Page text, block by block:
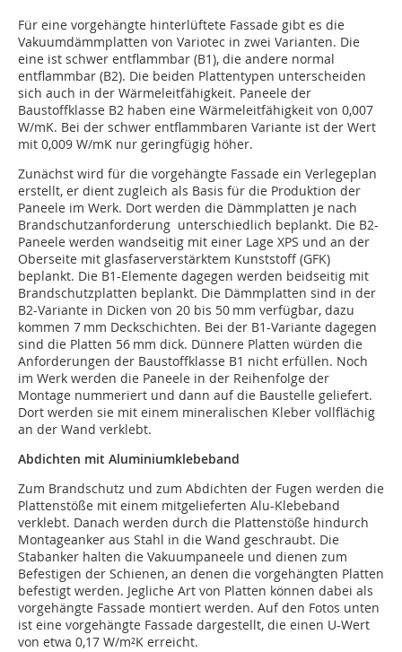
Für eine vorgehängte hinterlüftete Fassade gibt es die
Vakuumdämmplatten von Variotec in zwei Varianten. Die
eine ist schwer entflammbar (B1), die andere normal
entflammbar (B2). Die beiden Plattentypen unter­­scheiden
sich auch in der Wärmeleitfähigkeit. Paneele der
Baustoffklasse B2 haben eine Wärmeleitfähigkeit von 0,007
W/mK. Bei der schwer entflammbaren Variante ist der Wert
mit 0,009 W/mK nur geringfügig höher.
Zunächst wird für die vorgehängte Fassade ein Verlegeplan
erstellt, er dient zugleich als Basis für die Produktion der
Paneele im Werk. Dort werden die Dämmplatten je nach
Brandschutzanforderung unterschiedlich beplankt. Die B2-
Paneele werden wandseitig mit einer Lage XPS und an der
Oberseite mit glasfaserverstärktem Kunststoff (GFK)
beplankt. Die B1-Elemente dagegen werden beidseitig mit
Brandschutzplatten beplankt. Die Dämmplatten sind in der
B2-Variante in Dicken von 20 bis 50 mm verfügbar, dazu
kommen 7 mm Deckschichten. Bei der B1-Variante dagegen
sind die Platten 56 mm dick. Dünnere Platten würden die
Anforderungen der Baustoffklasse B1 nicht erfüllen. Noch
im Werk werden die Paneele in der Reihenfolge der
Montage nummeriert und dann auf die Baustelle geliefert.
Dort werden sie mit einem minerali­schen Kleber vollflächig
an der Wand verklebt.
Abdichten mit Aluminiumklebeband
Zum Brandschutz und zum Abdichten der Fugen werden die
Plattenstöße mit einem mitgelieferten Alu-Klebeband
verklebt. Danach werden durch die Plattenstöße hindurch
Montageanker aus Stahl in die Wand geschraubt. Die
Stabanker halten die Vakuumpaneele und dienen zum
Befestigen der Schienen, an denen die vorgehängten Platten
befestigt werden. Jegliche Art von Platten können dabei als
vorgehängte Fassade montiert werden. Auf den Fotos unten
ist eine vorgehängte Fassade dargestellt, die einen U-Wert
von etwa 0,17 W/m²K erreicht.